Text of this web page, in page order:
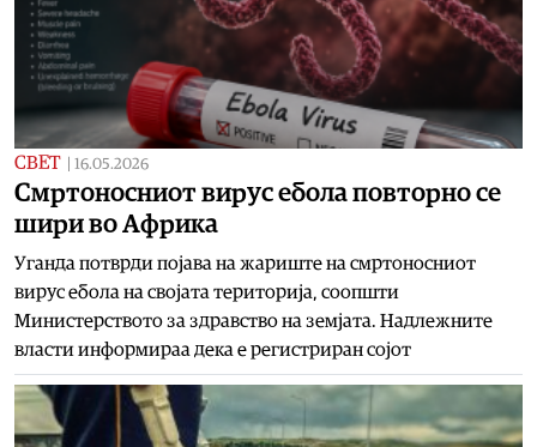
СВЕТ 16.05.2026
Смртоносниот вирус ебола повторно се
шири во Африка
Уганда потврди појава на жариште на смртоносниот
вирус ебола на својата територија, соопшти
Министерството за здравство на земјата. Надлежните
власти информираа дека е регистриран сојот